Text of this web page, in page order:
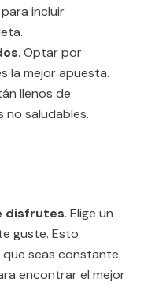
incluir
. Optar por
la mejor apuesta.
llenos de
no saludables.
disfrutes. Elige un
guste. Esto
seas constante.
encontrar el mejor